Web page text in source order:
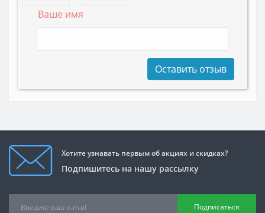
Ваше имя
Оставить отзыв
Хотите узнавать первым об акциях и скидках?
Подпишитесь на нашу рассылку
Подписаться